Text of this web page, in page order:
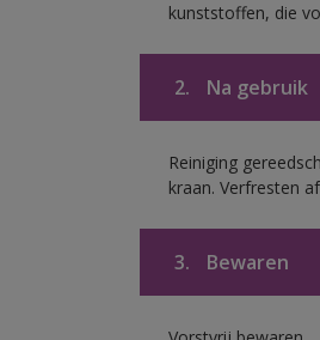
kunststoffen, die
2. Na gebruik
Reiniging
kraan. Verfresten
3. Bewaren